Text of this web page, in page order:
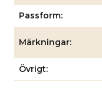
Passform
Märkningar
Övrigt